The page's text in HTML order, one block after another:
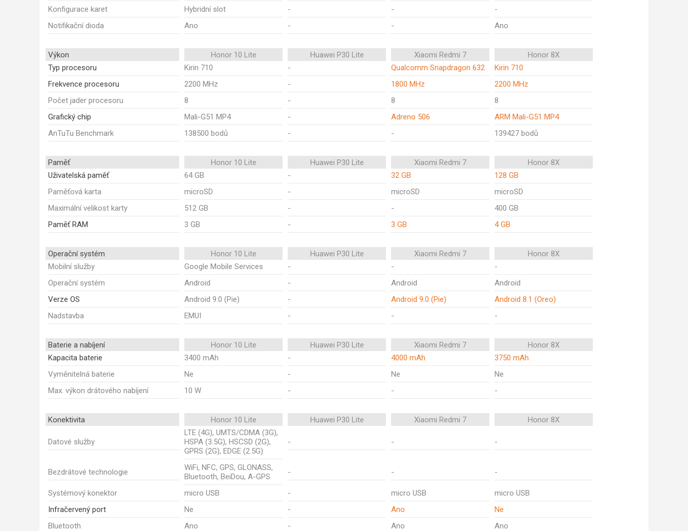
Konfigurace karet
Hybridní slot - -
-
Notifikační dioda
Ano - - Ano
Výkon Honor 10 Lite Huawei P30 Lite Xiaomi Redmi 7
Honor 8X
Typ procesoru
Kirin 710 - Qualcomm Snapdragon 632
Kirin 710
Frekvence procesoru
2200 MHz - 1800 MHz
2200 MHz
Počet jader procesoru
8 - 8
8
Grafický chip
Mali-G51 MP4 - Adreno 506
ARM Mali-G51 MP4
AnTuTu Benchmark
138500 bodů - - 139427 bodů
Paměť Honor 10 Lite Huawei P30 Lite Xiaomi Redmi 7
Honor 8X
Uživatelská paměť
64 GB - 32 GB
128 GB
Paměťová karta
microSD - microSD
microSD
Maximální velikost karty
512 GB - -
400 GB
Paměť RAM
3 GB - 3 GB 4 GB
Operační systém Honor 10 Lite Huawei P30 Lite Xiaomi Redmi 7
Honor 8X
Mobilní služby
Google Mobile Services - -
-
Operační systém
Android - Android
Android
Verze OS
Android 9.0 (Pie) - Android 9.0 (Pie)
Android 8.1 (Oreo)
Nadstavba
EMUI - - -
Baterie a nabíjení Honor 10 Lite Huawei P30 Lite Xiaomi Redmi 7
Honor 8X
Kapacita baterie
3400 mAh - 4000 mAh
3750 mAh
Vyměnitelná baterie
Ne - Ne
Ne
Max. výkon drátového nabíjení
10 W - - -
Konektivita Honor 10 Lite Huawei P30 Lite Xiaomi Redmi 7 Honor 8X
Datové služby
LTE (4G), UMTS/CDMA (3G),
HSPA (3.5G), HSCSD (2G),
GPRS (2G), EDGE (2.5G)
- - -
Bezdrátové technologie
WiFi, NFC, GPS, GLONASS,
Bluetooth, BeiDou, A-GPS
- - -
Systémový konektor micro USB - micro USB
micro USB
Infračervený port
Ne - Ano
Ne
Bluetooth
Ano - Ano
Ano